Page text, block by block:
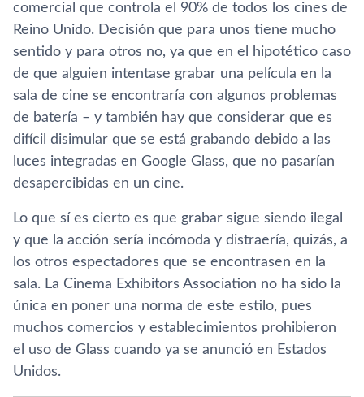
comercial que controla el 90% de todos los cines de
Reino Unido. Decisión que para unos tiene mucho
sentido y para otros no, ya que en el hipotético caso
de que alguien intentase grabar una pelí­cula en la
sala de cine se encontrarí­a con algunos problemas
de baterí­a – y también hay que considerar que es
difí­cil disimular que se está grabando debido a las
luces integradas en Google Glass, que no pasarí­an
desapercibidas en un cine.
Lo que sí­ es cierto es que grabar sigue siendo ilegal
y que la acción serí­a incómoda y distraerí­a, quizás, a
los otros espectadores que se encontrasen en la
sala. La Cinema Exhibitors Association no ha sido la
única en poner una norma de este estilo, pues
muchos comercios y establecimientos prohibieron
el uso de Glass cuando ya se anunció en Estados
Unidos.